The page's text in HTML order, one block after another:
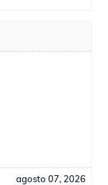
agosto 07, 2026